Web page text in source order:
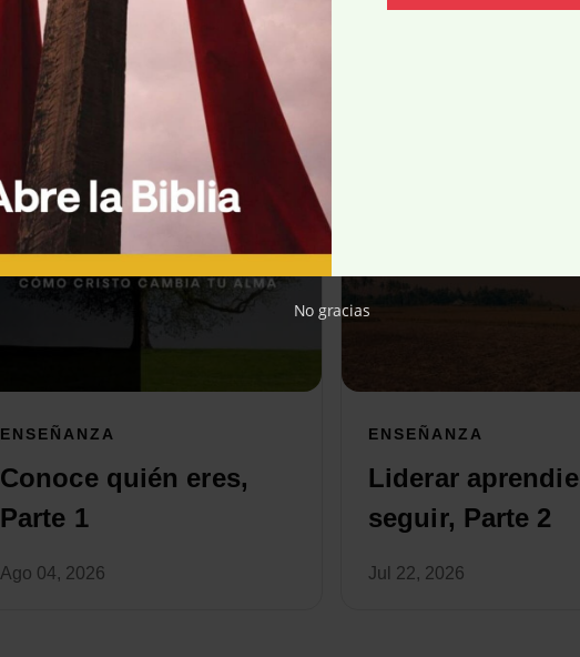
ENSEÑANZA RELACIONADA
ENSEÑANZA
Conoce quién eres,
Parte 1
Ago 04, 2026
ENSEÑANZA
Liderar
seguir, Parte 2
Jul 22, 2026
No gracias